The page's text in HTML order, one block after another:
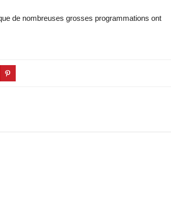
de nombreuses grosses programmations ont